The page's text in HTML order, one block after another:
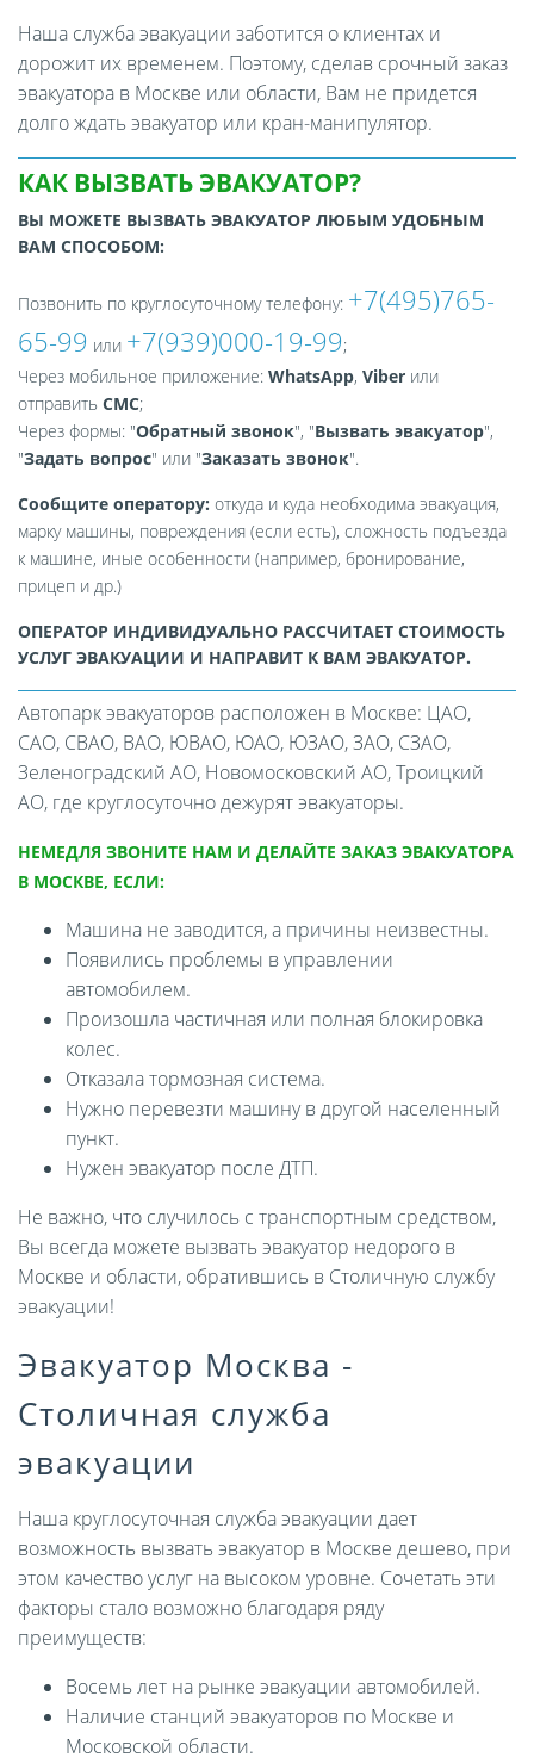
Наша служба эвакуации заботится о клиентах и
дорожит их временем. Поэтому, сделав срочный заказ
эвакуатора в Москве или области, Вам не придется
долго ждать эвакуатор или кран-манипулятор.
КАК ВЫЗВАТЬ ЭВАКУАТОР?
ВЫ МОЖЕТЕ ВЫЗВАТЬ ЭВАКУАТОР ЛЮБЫМ УДОБНЫМ
ВАМ СПОСОБОМ:
Позвонить по круглосуточному телефону: +7(495)765-
65-99 или +7(939)000-19-99;
Через мобильное приложение: WhatsApp, Viber или
отправить СМС;
Через формы: "Обратный звонок", "Вызвать эвакуатор",
"Задать вопрос" или "Заказать звонок".
Сообщите оператору: откуда и куда необходима эвакуация,
марку машины, повреждения (если есть), сложность подъезда
к машине, иные особенности (например, бронирование,
прицеп и др.)
ОПЕРАТОР ИНДИВИДУАЛЬНО РАССЧИТАЕТ СТОИМОСТЬ
УСЛУГ ЭВАКУАЦИИ И НАПРАВИТ К ВАМ ЭВАКУАТОР.
Автопарк эвакуаторов расположен в Москве: ЦАО,
САО, СВАО, ВАО, ЮВАО, ЮАО, ЮЗАО, ЗАО, СЗАО,
Зеленоградский АО, Новомосковский АО, Троицкий
АО, где круглосуточно дежурят эвакуаторы.
НЕМЕДЛЯ ЗВОНИТЕ НАМ И ДЕЛАЙТЕ ЗАКАЗ ЭВАКУАТОРА
В МОСКВЕ, ЕСЛИ:
Машина не заводится, а причины неизвестны.
Появились проблемы в управлении
автомобилем.
Произошла частичная или полная блокировка
колес.
Отказала тормозная система.
Нужно перевезти машину в другой населенный
пункт.
Нужен эвакуатор после ДТП.
Не важно, что случилось с транспортным средством,
Вы всегда можете вызвать эвакуатор недорого в
Москве и области, обратившись в Столичную службу
эвакуации!
Эвакуатор Москва -
Столичная служба
эвакуации
Наша круглосуточная служба эвакуации дает
возможность вызвать эвакуатор в Москве дешево, при
этом качество услуг на высоком уровне. Сочетать эти
факторы стало возможно благодаря ряду
преимуществ:
Восемь лет на рынке эвакуации автомобилей.
Наличие станций эвакуаторов по Москве и
Московской области.